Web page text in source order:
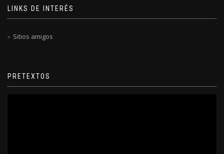
LINKS DE INTERÉS
Sitios amigos
PRETEXTOS